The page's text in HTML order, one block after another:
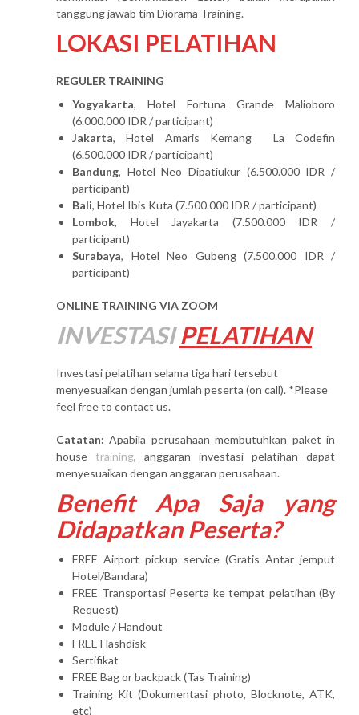
tanggung jawab tim Diorama Training.
LOKASI PELATIHAN
REGULER TRAINING
Yogyakarta, Hotel Fortuna Grande Malioboro
(6.000.000 IDR / participant)
Jakarta, Hotel Amaris Kemang La Codefin
(6.500.000 IDR / participant)
Bandung, Hotel Neo Dipatiukur (6.500.000 IDR /
participant)
Bali, Hotel Ibis Kuta (7.500.000 IDR / participant)
Lombok, Hotel Jayakarta (7.500.000 IDR /
participant)
Surabaya, Hotel Neo Gubeng (7.500.000 IDR /
participant)
ONLINE TRAINING VIA ZOOM
INVESTASI PELATIHAN
Investasi pelatihan selama tiga hari tersebut
menyesuaikan dengan jumlah peserta (on call). *Please
feel free to contact us.
Catatan: Apabila perusahaan membutuhkan paket in
house training, anggaran investasi pelatihan dapat
menyesuaikan dengan anggaran perusahaan.
Benefit Apa Saja yang
Didapatkan Peserta?
FREE Airport pickup service (Gratis Antar jemput
Hotel/Bandara)
FREE Transportasi Peserta ke tempat pelatihan (By
Request)
Module / Handout
FREE Flashdisk
Sertifikat
FREE Bag or backpack (Tas Training)
Training Kit (Dokumentasi photo, Blocknote, ATK,
etc)